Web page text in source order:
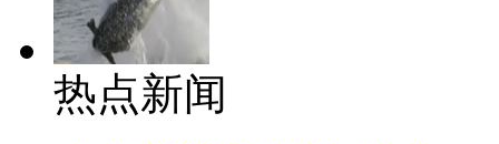
热点新闻